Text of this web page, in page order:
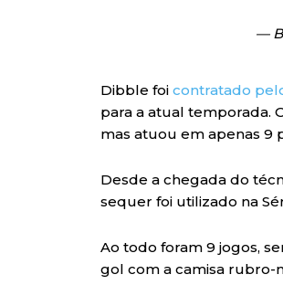
—
Dibble foi contratado
para a atual temporada.
mas atuou em apenas 9
Desde a chegada do
sequer foi utilizado na
Ao todo foram 9 jogos,
gol com a camisa rubro-